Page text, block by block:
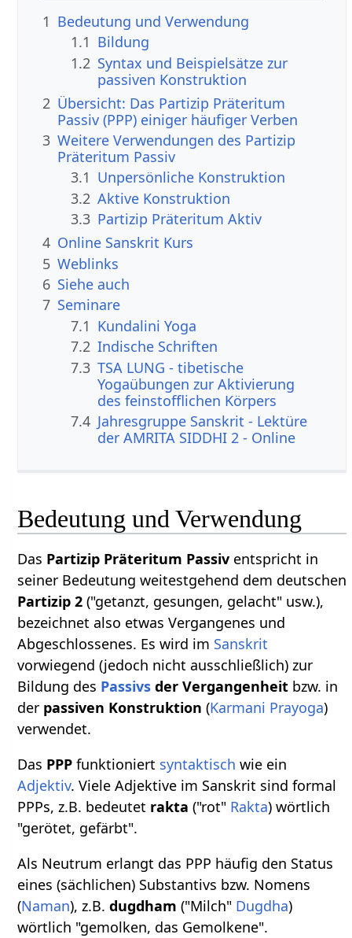
1 Bedeutung und Verwendung
1.1 Bildung
1.2 Syntax und Beispielsätze zur
passiven Konstruktion
2 Übersicht: Das Partizip Präteritum
Passiv (PPP) einiger häufiger Verben
3 Weitere Verwendungen des Partizip
Präteritum Passiv
3.1 Unpersönliche Konstruktion
3.2 Aktive Konstruktion
3.3 Partizip Präteritum Aktiv
4 Online Sanskrit Kurs
5 Weblinks
6 Siehe auch
7 Seminare
7.1 Kundalini Yoga
7.2 Indische Schriften
7.3 TSA LUNG - tibetische
Yogaübungen zur Aktivierung
des feinstofflichen Körpers
7.4 Jahresgruppe Sanskrit - Lektüre
der AMRITA SIDDHI 2 - Online
Bedeutung und Verwendung
Das Partizip Präteritum Passiv entspricht in
seiner Bedeutung weitestgehend dem deutschen
Partizip 2 ("getanzt, gesungen, gelacht" usw.),
bezeichnet also etwas Vergangenes und
Abgeschlossenes. Es wird im Sanskrit
vorwiegend (jedoch nicht ausschließlich) zur
Bildung des Passivs der Vergangenheit bzw. in
der passiven Konstruktion (Karmani Prayoga)
verwendet.
Das PPP funktioniert syntaktisch wie ein
Adjektiv. Viele Adjektive im Sanskrit sind formal
PPPs, z.B. bedeutet rakta ("rot" Rakta) wörtlich
"gerötet, gefärbt".
Als Neutrum erlangt das PPP häufig den Status
eines (sächlichen) Substantivs bzw. Nomens
(Naman), z.B.dugdham ("Milch" Dugdha)
wörtlich "gemolken, das Gemolkene".